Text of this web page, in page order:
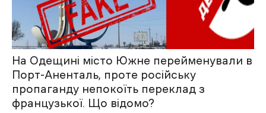
На Одещині місто Южне перейменували в
Порт-Аненталь, проте російську
пропаганду непокоїть переклад з
французької. Що відомо?